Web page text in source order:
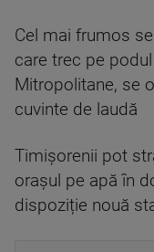
Cel mai frumos
care trec pe
Mitropolitane, se
cuvinte de laudă
Timișorenii pot
orașul pe apă în
dispoziție nouă